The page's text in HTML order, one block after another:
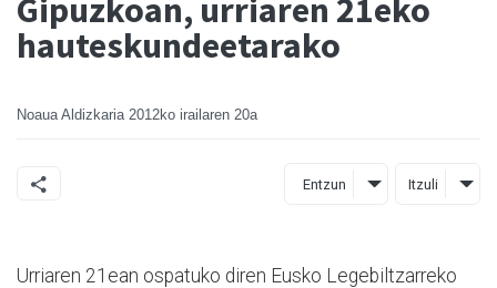
Gipuzkoan, urriaren 21eko
hauteskundeetarako
Noaua Aldizkaria 2012ko irailaren 20a
Entzun Itzuli
Urriaren 21ean ospatuko diren Eusko Legebiltzarreko